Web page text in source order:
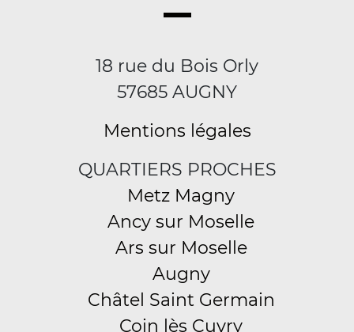
18 rue du Bois Orly
57685 AUGNY
Mentions légales
QUARTIERS PROCHES
Metz Magny
Ancy sur Moselle
Ars sur Moselle
Augny
Châtel Saint Germain
Coin lès Cuvry